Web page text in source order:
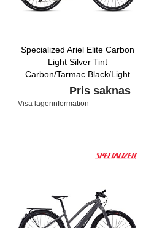
Specialized Ariel Elite Carbon
Light Silver Tint
Carbon/Tarmac Black/Light
Turquoise
Pris saknas
Visa lagerinformation